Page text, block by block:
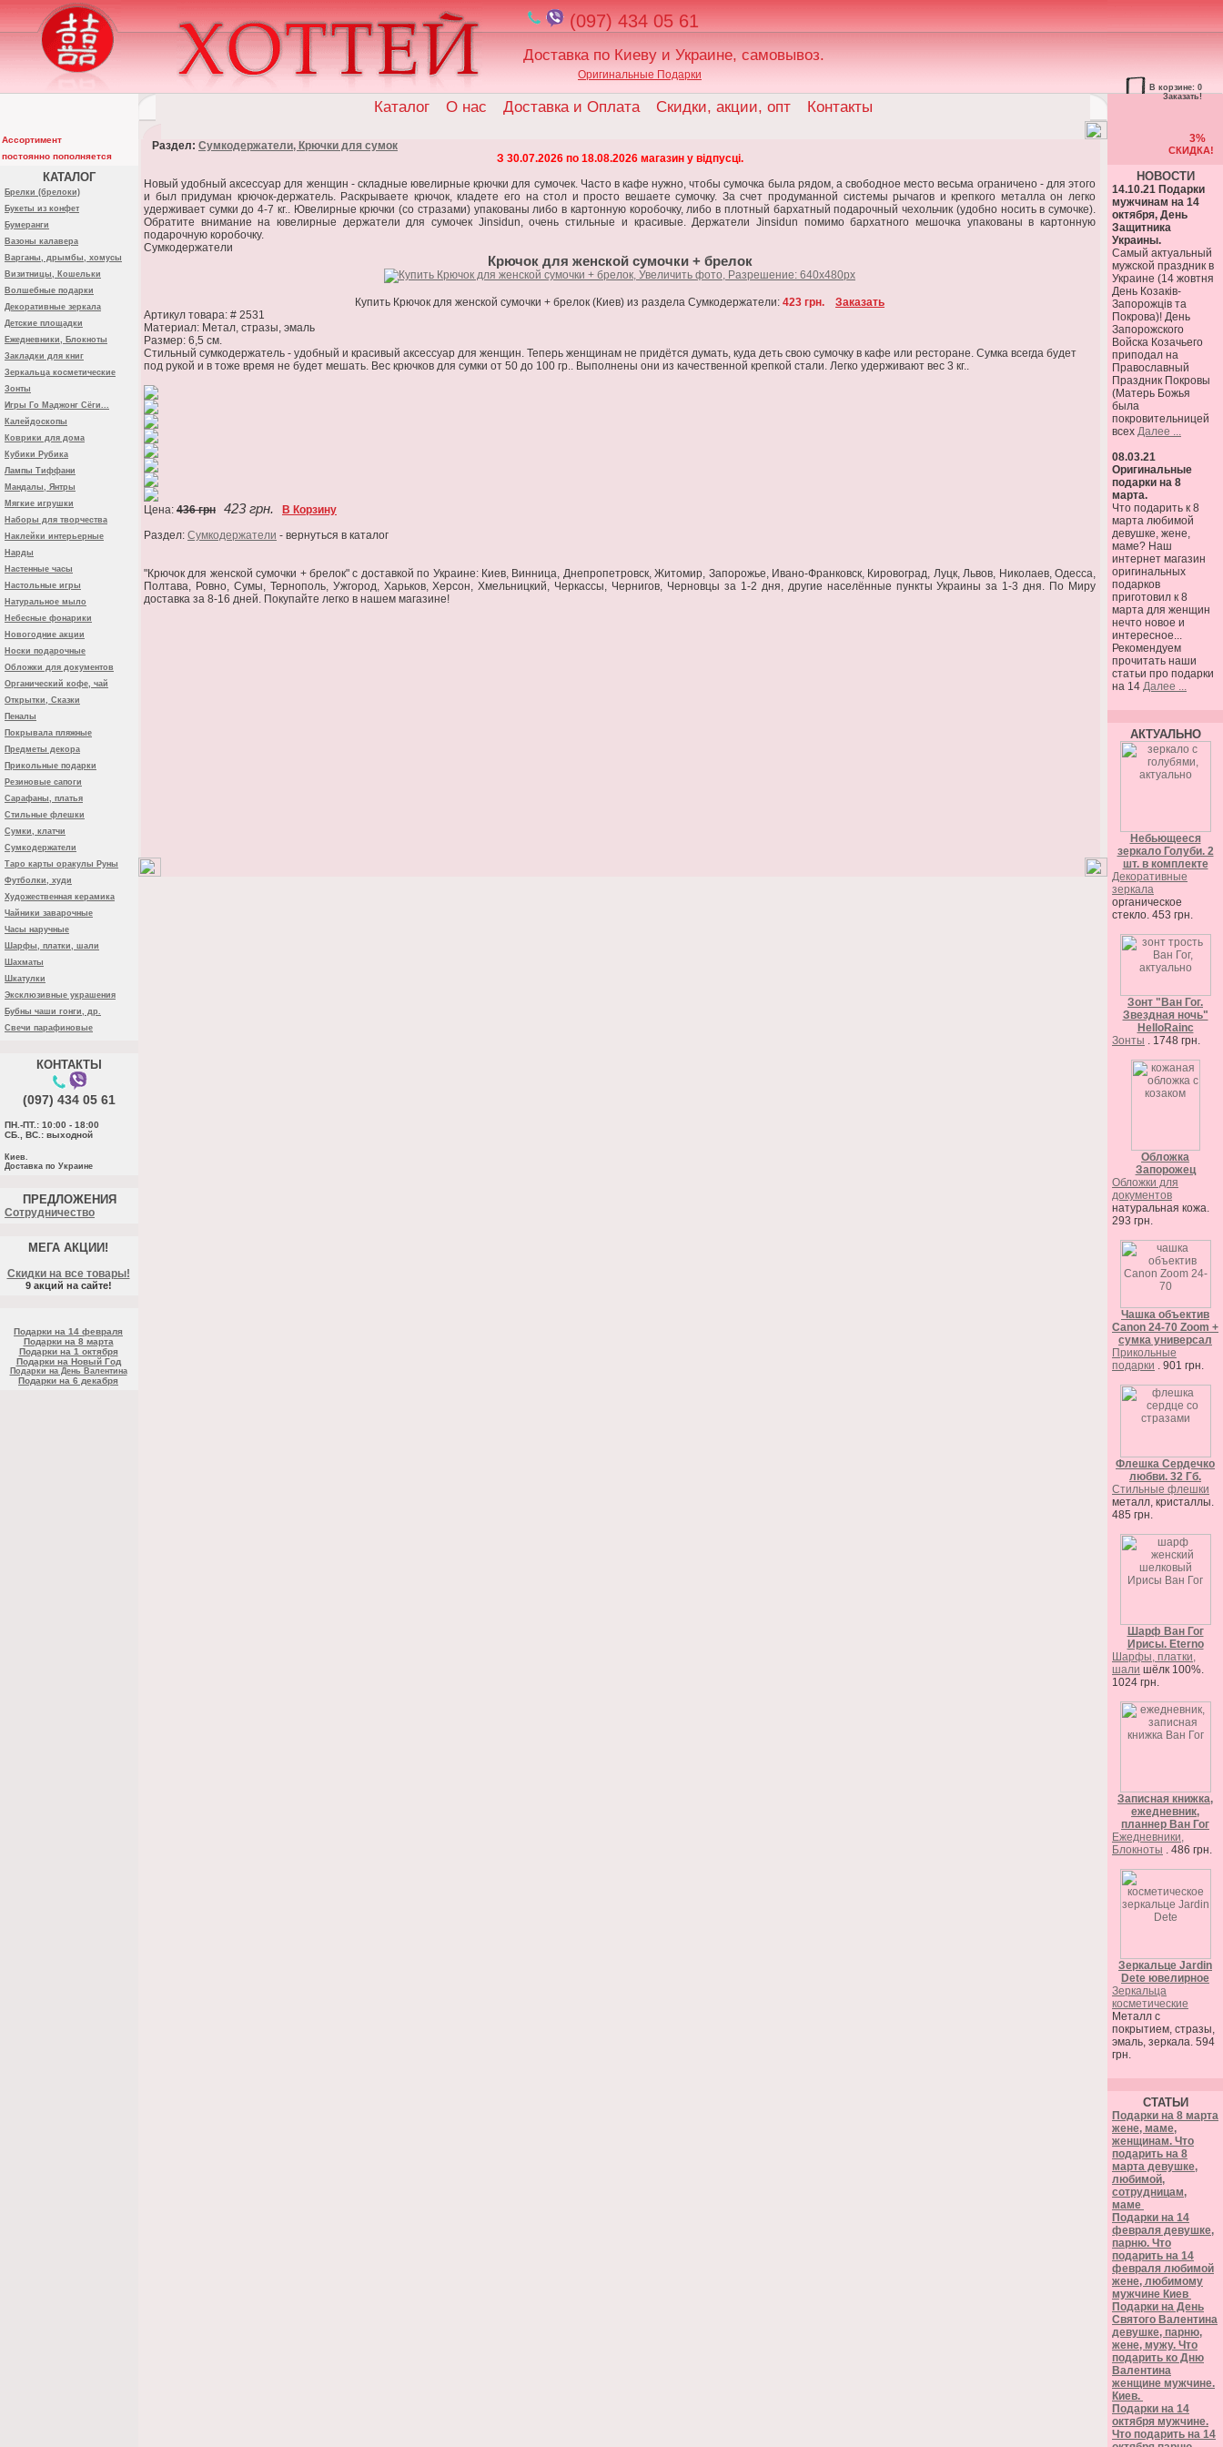
(097) 434 05 61
Доставка по Киеву и Украине, самовывоз.
Оригинальные Подарки
В корзине: 0
Заказать!
Ассортимент
постоянно пополняется
КАТАЛОГ
Брелки (брелоки)
Букеты из конфет
Бумеранги
Вазоны калавера
Варганы, дрымбы, хомусы
Визитницы, Кошельки
Волшебные подарки
Декоративные зеркала
Детские площадки
Ежедневники, Блокноты
Закладки для книг
Зеркальца косметические
Зонты
Игры Го Маджонг Сёги...
Калейдоскопы
Коврики для дома
Кубики Рубика
Лампы Тиффани
Мандалы, Янтры
Мягкие игрушки
Наборы для творчества
Наклейки интерьерные
Нарды
Настенные часы
Настольные игры
Натуральное мыло
Небесные фонарики
Новогодние акции
Носки подарочные
Обложки для документов
Органический кофе, чай
Открытки, Сказки
Пеналы
Покрывала пляжные
Предметы декора
Прикольные подарки
Резиновые сапоги
Сарафаны, платья
Стильные флешки
Сумки, клатчи
Сумкодержатели
Таро карты оракулы Руны
Футболки, худи
Художественная керамика
Чайники заварочные
Часы наручные
Шарфы, платки, шали
Шахматы
Шкатулки
Эксклюзивные украшения
Бубны чаши гонги, др.
Свечи парафиновые
КОНТАКТЫ
(097) 434 05 61
ПН.-ПТ.: 10:00 - 18:00
СБ., ВС.: выходной
Киев.
Доставка по Украине
ПРЕДЛОЖЕНИЯ
Cотрудничество
МЕГА АКЦИИ!
Скидки на все товары!
9 акций на сайте!
Подарки на 14 февраля
Подарки на 8 марта
Подарки на 1 октября
Подарки на Новый Год
Подарки на День Валентина
Подарки на 6 декабря
Каталог О нас Доставка и Оплата Скидки, акции, опт Контакты
Раздел: Сумкодержатели, Крючки для сумок
З 30.07.2026 по 18.08.2026 магазин у відпусці.
Новый удобный аксессуар для женщин - складные ювелирные крючки для сумочек. Часто в кафе нужно, чтобы сумочка была рядом, а свободное место весьма ограничено - для этого
и был придуман крючок-держатель. Раскрываете крючок, кладете его на стол и просто вешаете сумочку. За счет продуманной системы рычагов и крепкого металла он легко
удерживает сумки до 4-7 кг.. Ювелирные крючки (со стразами) упакованы либо в картонную коробочку, либо в плотный бархатный подарочный чехольчик (удобно носить в сумочке).
Обратите внимание на ювелирные держатели для сумочек Jinsidun, очень стильные и красивые. Держатели Jinsidun помимо бархатного мешочка упакованы в картонную
подарочную коробочку.
Сумкодержатели
Крючок для женской сумочки + брелок
Купить Крючок для женской сумочки + брелок (Киев) из раздела Сумкодержатели: 423 грн.
Заказать
Артикул товара: # 2531
Материал: Метал, стразы, эмаль
Размер: 6,5 см.
Стильный сумкодержатель - удобный и красивый аксессуар для женщин. Теперь женщинам не придётся думать, куда деть свою сумочку в кафе или ресторане. Сумка всегда будет
под рукой и в тоже время не будет мешать. Вес крючков для сумки от 50 до 100 гр.. Выполнены они из качественной крепкой стали. Легко удерживают вес 3 кг..
Цена: 436 грн 423 грн.
В Корзину
Раздел: Сумкодержатели - вернуться в каталог
"Крючок для женской сумочки + брелок" c доставкой по Украине: Киев, Винница, Днепропетровск, Житомир, Запорожье, Ивано-Франковск, Кировоград, Луцк, Львов, Николаев, Одесса,
Полтава, Ровно, Сумы, Тернополь, Ужгород, Харьков, Херсон, Хмельницкий, Черкассы, Чернигов, Черновцы за 1-2 дня, другие населённые пункты Украины за 1-3 дня. По Миру
доставка за 8-16 дней. Покупайте легко в нашем магазине!
3%
СКИДКА!
НОВОСТИ
14.10.21 Подарки
мужчинам на 14
октября, День
Защитника
Украины.
Самый актуальный
мужской праздник в
Украине (14 жовтня
День Козаків-
Запорожців та
Покрова)! День
Запорожского
Войска Козачьего
приподал на
Православный
Праздник Покровы
(Матерь Божья
была
покровительницей
всех Далее ...
08.03.21
Оригинальные
подарки на 8
марта.
Что подарить к 8
марта любимой
девушке, жене,
маме? Наш
интернет магазин
оригинальных
подарков
приготовил к 8
марта для женщин
нечто новое и
интересное...
Рекомендуем
прочитать наши
статьи про подарки
на 14 Далее ...
АКТУАЛЬНО
Небьющееся
зеркало Голуби. 2
шт. в комплекте
Декоративные
зеркала
органическое
стекло. 453 грн.
Зонт "Ван Гог.
Звездная ночь"
HelloRainc
Зонты . 1748 грн.
Обложка
Запорожец
Обложки для
документов
натуральная кожа.
293 грн.
Чашка объектив
Canon 24-70 Zoom +
сумка универсал
Прикольные
подарки . 901 грн.
Флешка Сердечко
любви. 32 Гб.
Стильные флешки
металл, кристаллы.
485 грн.
Шарф Ван Гог
Ирисы. Eterno
Шарфы, платки,
шали шёлк 100%.
1024 грн.
Записная книжка,
ежедневник,
планнер Ван Гог
Ежедневники,
Блокноты . 486 грн.
Зеркальце Jardin
Dete ювелирное
Зеркальца
косметические
Металл с
покрытием, стразы,
эмаль, зеркала. 594
грн.
СТАТЬИ
Подарки на 8 марта
жене, маме,
женщинам. Что
подарить на 8
марта девушке,
любимой,
сотрудницам,
маме
Подарки на 14
февраля девушке,
парню. Что
подарить на 14
февраля любимой
жене, любимому
мужчине Киев
Подарки на День
Святого Валентина
девушке, парню,
жене, мужу. Что
подарить ко Дню
Валентина
женщине мужчине.
Киев.
Подарки на 14
октября мужчине.
Что подарить на 14